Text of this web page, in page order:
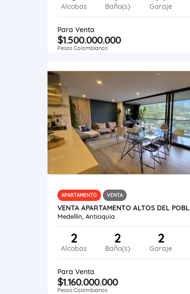
Alcobas Baño(s) Garaje
Para Venta
$1.500.000.000
Pesos Colombianos
APARTAMENTO VENTA
Medellín, Antioquia
2
Alcobas
2
Baño(s)
2
Garaje
Para Venta
$1.160.000.000
Pesos Colombianos